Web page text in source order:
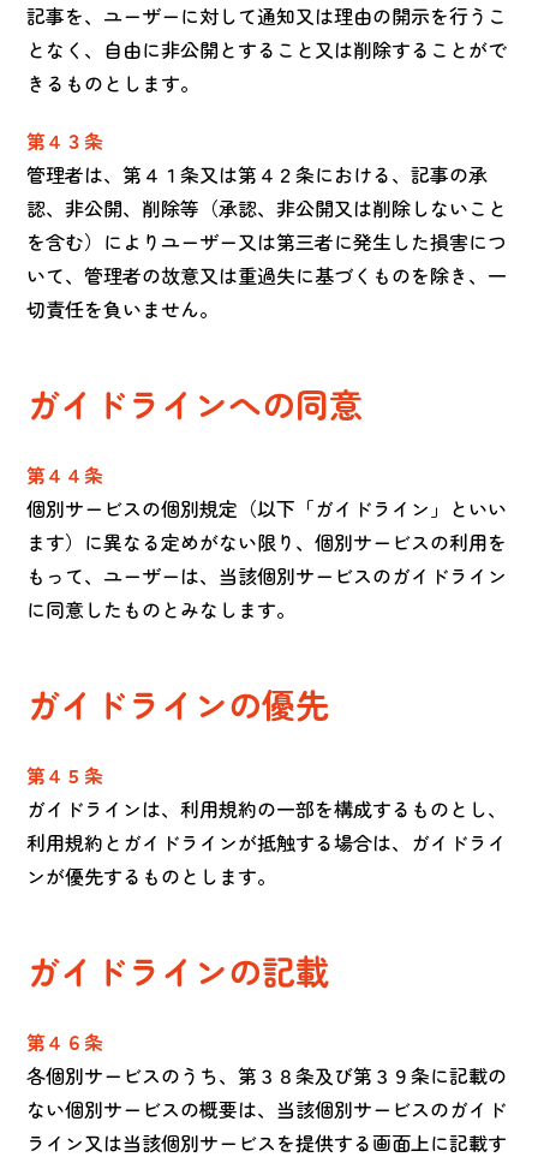
記事を、ユーザーに対して通知又は理由の開示を行うこ
となく、自由に非公開とすること又は削除することがで
きるものとします。
第４３条
管理者は、第４１条又は第４２条における、記事の承
認、非公開、削除等（承認、非公開又は削除しないこと
を含む）によりユーザー又は第三者に発生した損害につ
いて、管理者の故意又は重過失に基づくものを除き、一
切責任を負いません。
ガイドラインへの同意
第４４条
個別サービスの個別規定（以下「ガイドライン」といい
ます）に異なる定めがない限り、個別サービスの利用を
もって、ユーザーは、当該個別サービスのガイドライン
に同意したものとみなします。
ガイドラインの優先
第４５条
ガイドラインは、利用規約の一部を構成するものとし、
利用規約とガイドラインが抵触する場合は、ガイドライ
ンが優先するものとします。
ガイドラインの記載
第４６条
各個別サービスのうち、第３８条及び第３９条に記載の
ない個別サービスの概要は、当該個別サービスのガイド
ライン又は当該個別サービスを提供する画面上に記載す